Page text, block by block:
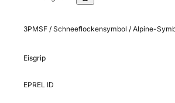
3PMSF / Schneeflockensymbol / Alpine-
Eisgrip
EPREL ID